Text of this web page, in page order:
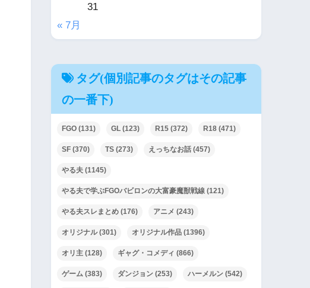
31
« 7月
タグ(個別記事のタグはその記事
の一番下)
FGO (131) GL (123) R15 (372) R18 (471)
SF (370) TS (273) えっちなお話 (457)
やる夫 (1145)
やる夫で学ぶFGOバビロンの大富豪魔獣戦線 (121)
やる夫スレまとめ (176) アニメ (243)
オリジナル(301) オリジナル作品 (1396)
オリ主 (128) ギャグ・コメディ (866)
ゲーム (383) ダンジョン (253) ハーメルン (542)